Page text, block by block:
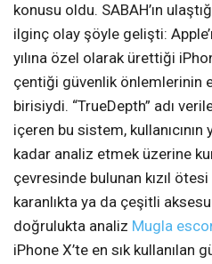
konusu oldu. SABAH’ın
ilginç olay şöyle gelişti:
yılına özel olarak ürettiği
çentiği güvenlik önlemlerinin
birisiydi. “TrueDepth” adı
içeren bu sistem,
kadar analiz etmek üzerine
çevresinde bulunan kızıl ötesi
karanlıkta ya da çeşitli
doğrulukta analiz Mugla
iPhone X’te en sık kullanılan